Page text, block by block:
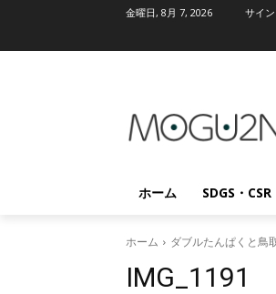
金曜日, 8月 7, 2026 サイ
ホーム SDGS・CSR
ホーム ダブルたんぱくと鳥
IMG_1191